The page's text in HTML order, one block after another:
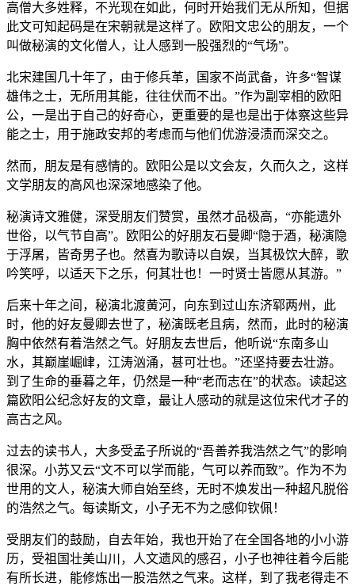
高僧大多姓释，不光现在如此，何时开始我们无从所知，但据
此文可知起码是在宋朝就是这样了。欧阳文忠公的朋友，一个
叫做秘演的文化僧人，让人感到一股强烈的“气场”。
北宋建国几十年了，由于修兵革，国家不尚武备，许多“智谋
雄伟之士，无所用其能，往往伏而不出。”作为副宰相的欧阳
公，一是出于自己的好奇心，更重要的是也是出于体察这些异
能之士，用于施政安邦的考虑而与他们优游浸渍而深交之。
然而，朋友是有感情的。欧阳公是以文会友，久而久之，这样
文学朋友的高风也深深地感染了他。
秘演诗文雅健，深受朋友们赞赏，虽然才品极高，“亦能遗外
世俗，以气节自高”。欧阳公的好朋友石曼卿“隐于酒，秘演隐
于浮屠，皆奇男子也。然喜为歌诗以自娱，当其极饮大醉，歌
吟笑呼，以适天下之乐，何其壮也！一时贤士皆愿从其游。”
后来十年之间，秘演北渡黄河，向东到过山东济郓两州，此
时，他的好友曼卿去世了，秘演既老且病，然而，此时的秘演
胸中依然有着浩然之气。好朋友去世后，他听说“东南多山
水，其巅崖崛峍，江涛汹涌，甚可壮也。”还坚持要去壮游。
到了生命的垂暮之年，仍然是一种“老而志在”的状态。读起这
篇欧阳公纪念好友的文章，最让人感动的就是这位宋代才子的
高古之风。
过去的读书人，大多受孟子所说的“吾善养我浩然之气”的影响
很深。小苏又云“文不可以学而能，气可以养而致”。作为不为
世用的文人，秘演大师自始至终，无时不焕发出一种超凡脱俗
的浩然之气。每读斯文，小子无不为之感仰钦佩！
受朋友们的鼓励，自去年始，我也开始了在全国各地的小小游
历，受祖国壮美山川，人文遗风的感召，小子也神往着今后能
有所长进，能修炼出一股浩然之气来。这样，到了我老得走不